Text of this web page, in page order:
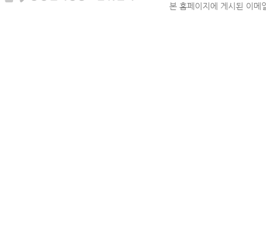
본 홈페이지에 게시된 이메